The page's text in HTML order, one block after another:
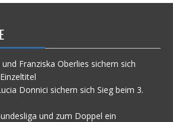
Franziska Oberlies sichern sich
Donnici sichern sich Sieg beim 3.
und zum Doppel ein